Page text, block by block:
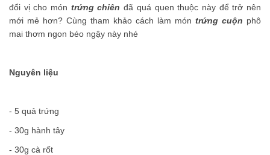
đổi vị cho món trứng chiên đã quá quen thuộc này để trở nên
mới mẻ hơn? Cùng tham khảo cách làm món trứng cuộn phô
mai thơm ngon béo ngậy này nhé
Nguyên liệu
- 5 quả trứng
- 30g hành tây
- 30g cà rốt